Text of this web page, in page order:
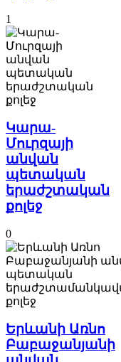
1
Կարա-
Մուրզայի
անվան
պետական
երաժշտական
քոլեջ
0
Երևանի Առնո
Բաբաջանյանի